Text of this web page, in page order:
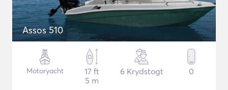
Assos 510
Motoryacht
17 ft
5 m
6 Krydstogt 0